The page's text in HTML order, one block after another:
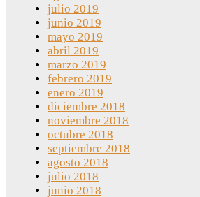
julio 2019
junio 2019
mayo 2019
abril 2019
marzo 2019
febrero 2019
enero 2019
diciembre 2018
noviembre 2018
octubre 2018
septiembre 2018
agosto 2018
julio 2018
junio 2018